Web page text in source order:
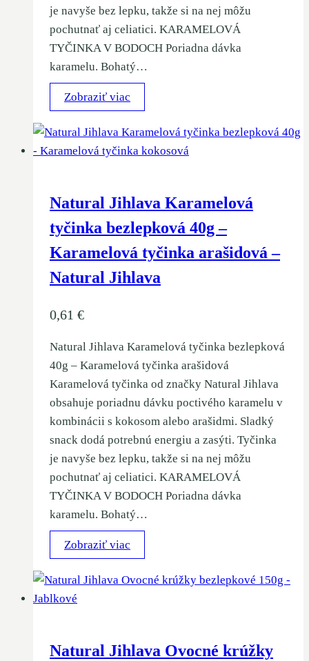
je navyše bez lepku, takže si na nej môžu
pochutnať aj celiatici. KARAMELOVÁ
TYČINKA V BODOCH Poriadna dávka
karamelu. Bohatý…
Zobraziť viac
Natural Jihlava Karamelová
tyčinka bezlepková 40g –
Karamelová tyčinka arašidová –
Natural Jihlava
0,61 €
Natural Jihlava Karamelová tyčinka bezlepková
40g – Karamelová tyčinka arašidová
Karamelová tyčinka od značky Natural Jihlava
obsahuje poriadnu dávku poctivého karamelu v
kombinácii s kokosom alebo arašidmi. Sladký
snack dodá potrebnú energiu a zasýti. Tyčinka
je navyše bez lepku, takže si na nej môžu
pochutnať aj celiatici. KARAMELOVÁ
TYČINKA V BODOCH Poriadna dávka
karamelu. Bohatý…
Zobraziť viac
Natural Jihlava Ovocné krúžky